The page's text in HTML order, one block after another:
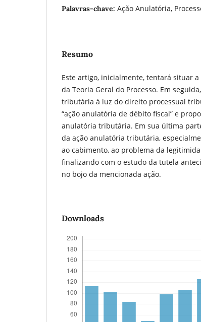
Palavras-chave: Ação Anulatória,
Resumo
Este artigo, inicialmente, tentará situar
da Teoria Geral do Processo. Em
tributária à luz do direito processual
“ação anulatória de débito fiscal” e
anulatória tributária. Em sua última
da ação anulatória tributária,
ao cabimento, ao problema da
finalizando com o estudo da tutela
no bojo da mencionada ação.
Downloads